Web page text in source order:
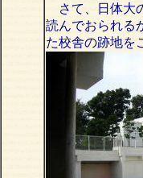
さて、日体大
読んでおられる
た校舎の跡地を